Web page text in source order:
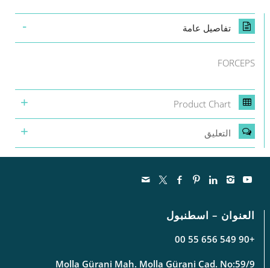
تفاصيل عامة
FORCEPS
Product Chart
التعليق
العنوان – اسطنبول
+90 549 656 55 00
Molla Gürani Mah. Molla Gürani Cad. No:59/9